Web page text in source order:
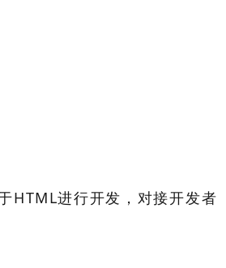
HTML进行开发，对接开发者